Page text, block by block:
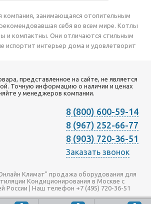
компания, занимающаяся отопительным
себя во всем мире. Котлы
и компактны. Они отличаются стильным
испортит интерьер дома и удовлетворит
представленное на сайте, не является
Точную информацию о наличии и ценах
у менеджеров компании.
8 (800) 600-59-14
8 (967) 252-66-77
8 (903) 720-36-51
Заказать звонок
Климат" продажа оборудования для
Кондиционирования в Москве с
России | Наш телефон +7 (495) 720-36-51